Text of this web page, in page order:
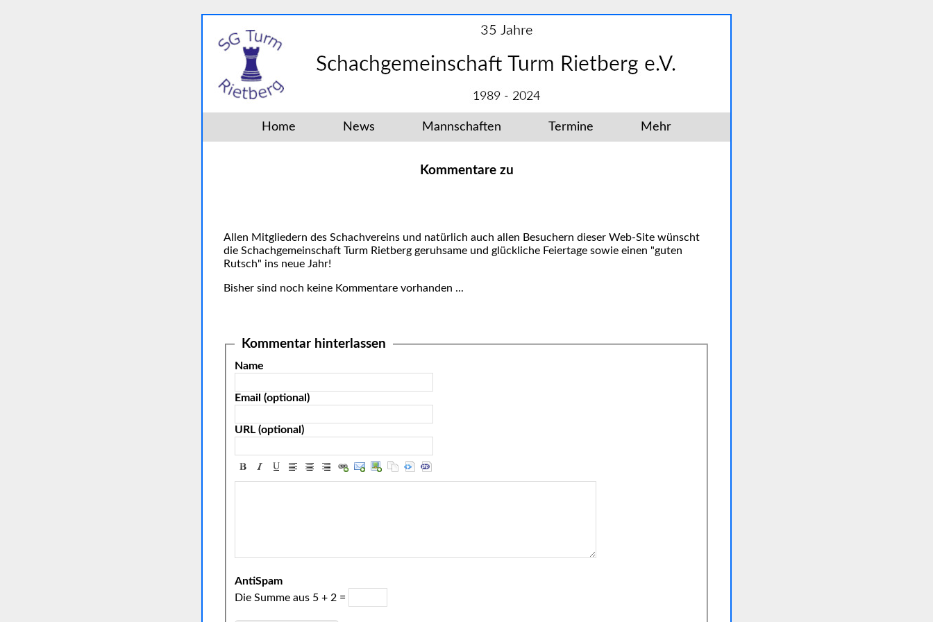
Home News Mannschaften Termine Mehr
Kommentare zu
Allen Mitgliedern des Schachvereins und natürlich auch allen Besuchern dieser Web-Site wünscht
die Schachgemeinschaft Turm Rietberg geruhsame und glückliche Feiertage sowie einen "guten
Rutsch" ins neue Jahr!
Bisher sind noch keine Kommentare vorhanden ...
Kommentar hinterlassen
Name
Email (optional)
URL (optional)
AntiSpam
Die Summe aus 5 + 2 =